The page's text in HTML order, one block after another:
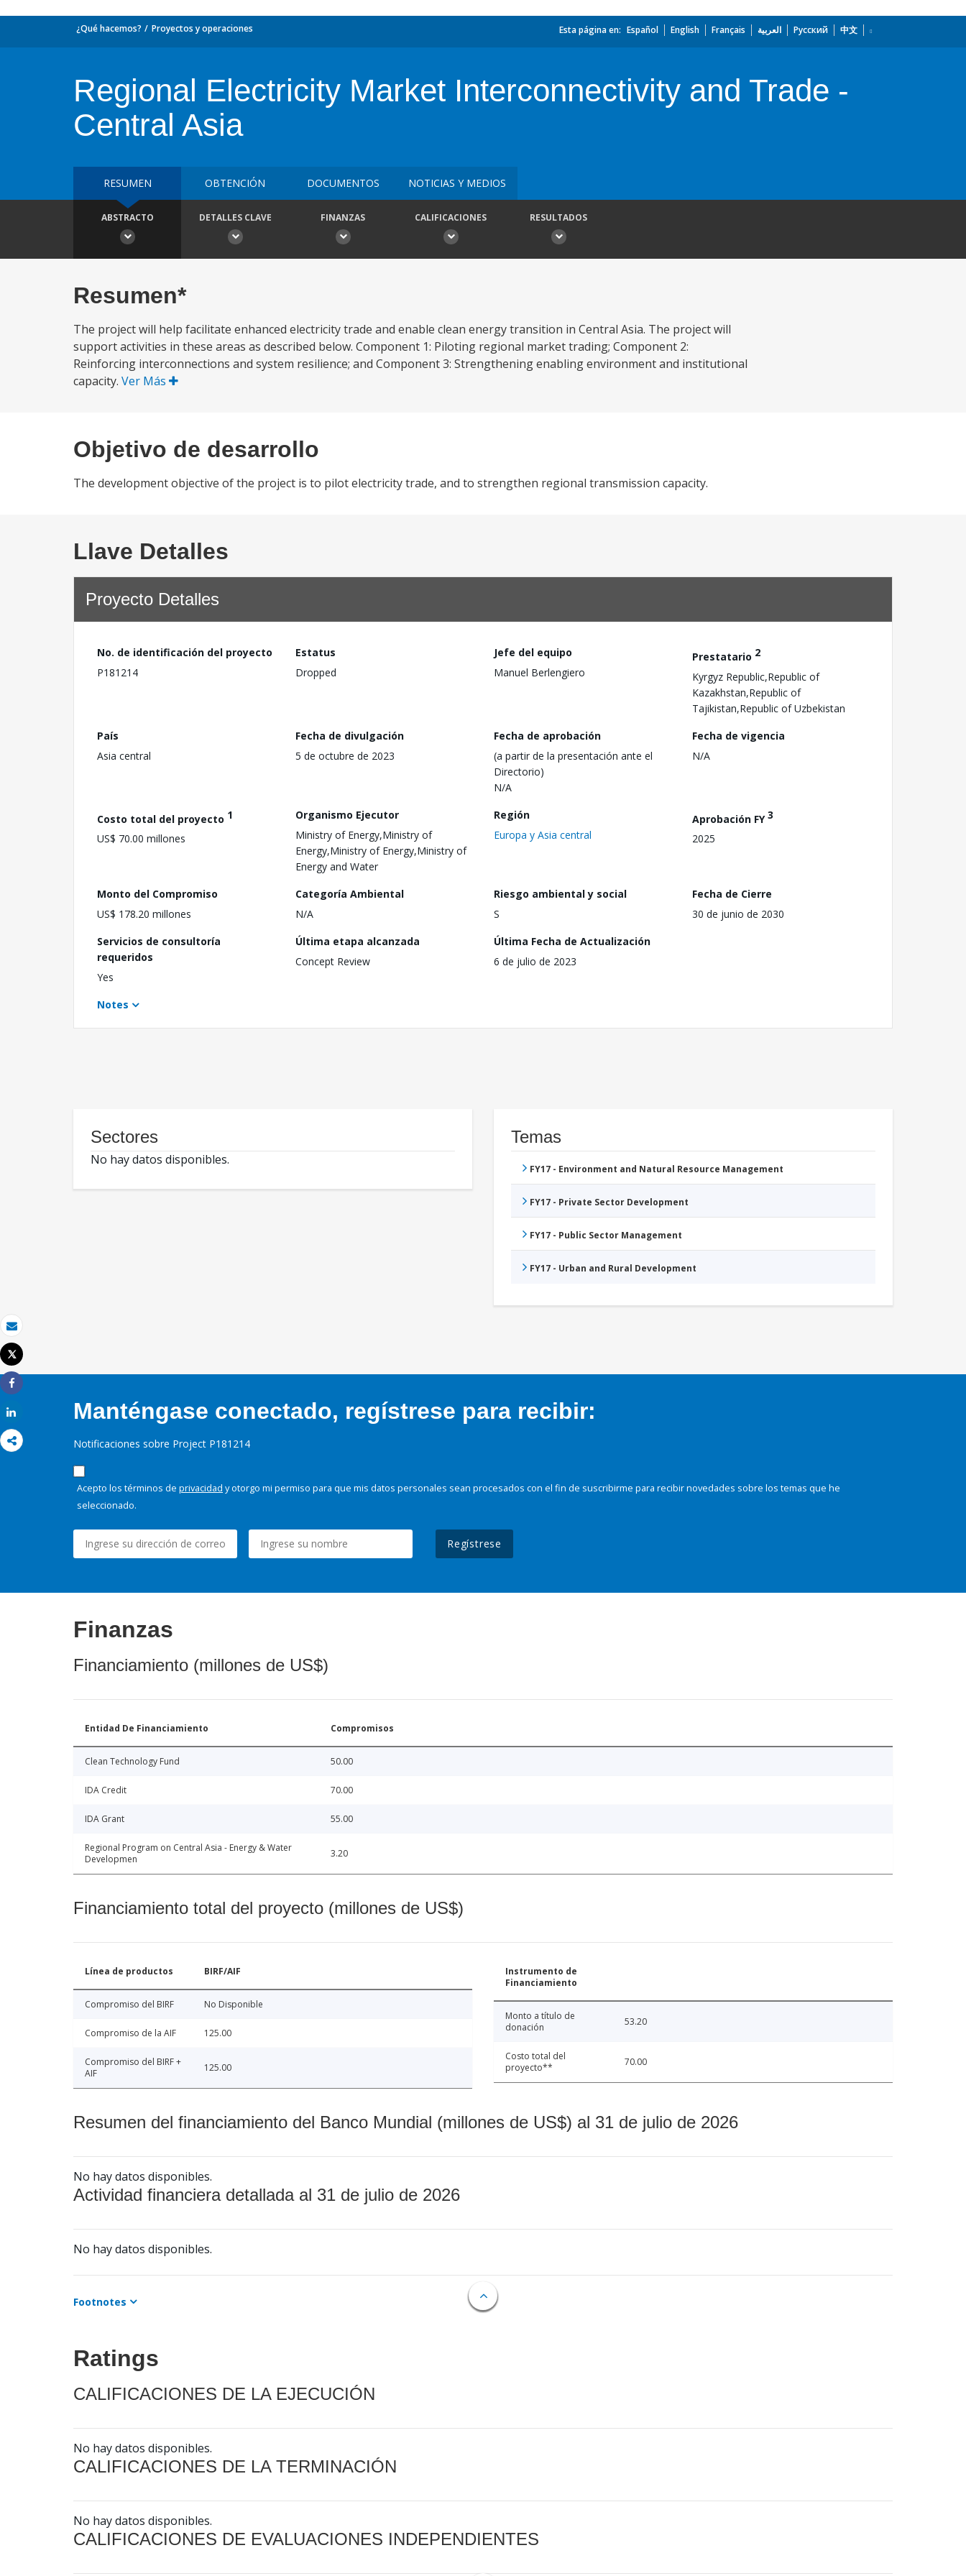
Correo electrónico
Imprimir
Tweet
Share
¿Qué hacemos? Proyectos y operaciones Esta página en: Español English Français العربية Русский 中文
Regional Electricity Market Interconnectivity and Trade -
Central Asia
RESUMEN OBTENCIÓN DOCUMENTOS NOTICIAS Y MEDIOS
ABSTRACTO DETALLES CLAVE FINANZAS CALIFICACIONES RESULTADOS
Resumen*
The project will help facilitate enhanced electricity trade and enable clean energy transition in Central Asia. The project will
support activities in these areas as described below. Component 1: Piloting regional market trading; Component 2:
Reinforcing interconnections and system resilience; and Component 3: Strengthening enabling environment and institutional
capacity. Ver Más
Objetivo de desarrollo
The development objective of the project is to pilot electricity trade, and to strengthen regional transmission capacity.
Llave Detalles
Proyecto Detalles
No. de identificación del proyecto
P181214
Estatus
Dropped
Jefe del equipo
Manuel Berlengiero
Prestatario 2
Kyrgyz Republic,Republic of
Kazakhstan,Republic of
Tajikistan,Republic of Uzbekistan
País
Asia central
Fecha de divulgación
5 de octubre de 2023
Fecha de aprobación
(a partir de la presentación ante el
Directorio)
N/A
Fecha de vigencia
N/A
Costo total del proyecto 1
US$ 70.00 millones
Organismo Ejecutor
Ministry of Energy,Ministry of
Energy,Ministry of Energy,Ministry of
Energy and Water
Región
Europa y Asia central
Aprobación FY3
2025
Monto del Compromiso
US$ 178.20 millones
Categoría Ambiental
N/A
Riesgo ambiental y social
S
Fecha de Cierre
30 de junio de 2030
Servicios de consultoría
requeridos
Yes
Última etapa alcanzada
Concept Review
Última Fecha de Actualización
6 de julio de 2023
Notes
Sectores
No hay datos disponibles.
Temas
FY17 - Environment and Natural Resource Management
FY17 - Private Sector Development
FY17 - Public Sector Management
FY17 - Urban and Rural Development
Manténgase conectado, regístrese para recibir:
Notificaciones sobre Project P181214
Acepto los términos de privacidad y otorgo mi permiso para que mis datos personales sean procesados con el fin de suscribirme para recibir novedades sobre los temas que he
seleccionado.
Regístrese
Finanzas
Financiamiento (millones de US$)
Entidad De Financiamiento Compromisos
Clean Technology Fund 50.00
IDA Credit 70.00
IDA Grant 55.00
Regional Program on Central Asia - Energy & Water
Developmen
3.20
Financiamiento total del proyecto (millones de US$)
Línea de productos BIRF/AIF
Compromiso del BIRF No Disponible
Compromiso de la AIF 125.00
Compromiso del BIRF +
AIF
125.00
Instrumento de
Financiamiento
Monto a título de
donación
53.20
Costo total del
proyecto**
70.00
Resumen del financiamiento del Banco Mundial (millones de US$) al 31 de julio de 2026
No hay datos disponibles.
Actividad financiera detallada al 31 de julio de 2026
No hay datos disponibles.
Footnotes
Ratings
CALIFICACIONES DE LA EJECUCIÓN
No hay datos disponibles.
CALIFICACIONES DE LA TERMINACIÓN
No hay datos disponibles.
CALIFICACIONES DE EVALUACIONES INDEPENDIENTES